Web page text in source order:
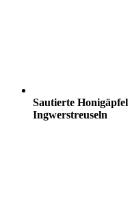
Sautierte
Ingwerstreuseln